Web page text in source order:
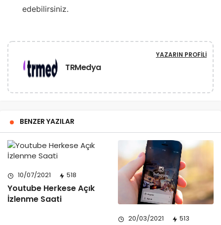
edebilirsiniz.
TRMedya
YAZARIN PROFILI
BENZER YAZILAR
10/07/2021 518
Youtube Herkese Açık
İzlenme Saati
20/03/2021 513